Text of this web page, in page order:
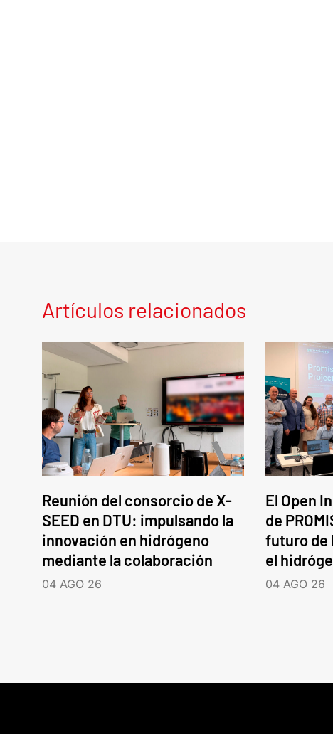
Artículos relacionados
Reunión del consorcio de X-
SEED en DTU: impulsando la
innovación en hidrógeno
mediante la colaboración
04 AGO 26
El Open
de
futuro de
el
04 AGO 26